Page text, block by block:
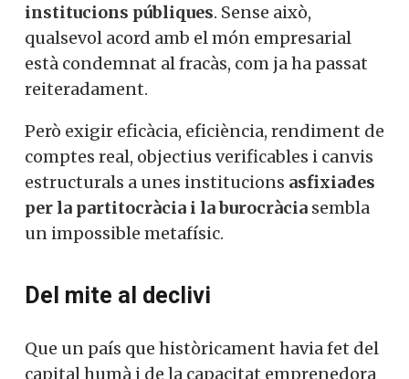
institucions públiques. Sense això,
qualsevol acord amb el món empresarial
està condemnat al fracàs, com ja ha passat
reiteradament.
Però exigir eficàcia, eficiència, rendiment de
comptes real, objectius verificables i canvis
estructurals a unes institucions asfixiades
per la partitocràcia i la burocràcia sembla
un impossible metafísic.
Del mite al declivi
Que un país que històricament havia fet del
capital humà i de la capacitat emprenedora